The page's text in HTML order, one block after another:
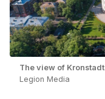
The view of
Legion Media